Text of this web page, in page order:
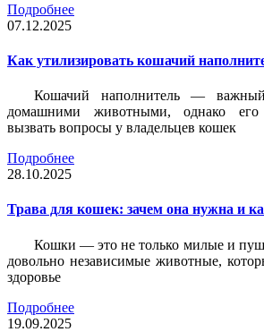
Подробнее
07.12.2025
Как утилизировать кошачий
Кошачий наполнитель —
домашними животными, однако его
вызвать вопросы у владельцев кошек
Подробнее
28.10.2025
Трава для кошек: зачем она нужна и
Кошки — это не только милые и
довольно независимые животные,
здоровье
Подробнее
19.09.2025